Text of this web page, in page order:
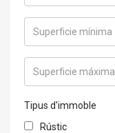
Superficie mínima
Superficie máxima
Tipus d'immoble
Rústic